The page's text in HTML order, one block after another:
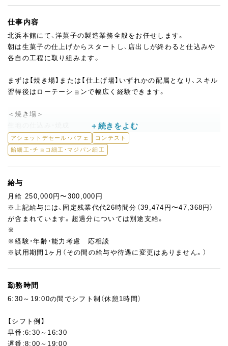
仕事内容
北浜本館にて、洋菓子の製造業務全般をお任せします。
朝は生菓子の仕上げからスタートし、店出しが終わると仕込みや
各自の工程に取り組みます。
まずは【焼き場】または【仕上げ場】いずれかの配属となり、スキル
習得後はローテーションで幅広く経験できます。
＜焼き場＞
スポンジ・パウンド等の焼菓子製造
パンの成形・焼成（自家製酵母使用）
プチガトーの仕上げ、ナッペ・絞り
アントルメ製造、ムース仕込み
フルーツのカット、チョコパーツ製作
＜サロン・皿盛り＞
アシェットデセールの仕上げ・提供
フレンチトーストやランチ皿の盛り付け
◎技術や適性に応じて、商品開発や催事出店にも関われます！
ン」「アトリエ」など、他拠点での勤務希望も可能です。
アシェットデセール・パフェ
コンテスト
飴細工・チョコ細工・マジパン細工
給与
月給 250,000円〜300,000円
※上記給与には、固定残業代代26時間分（39,474円〜47,368円）
が含まれています。超過分については別途支給。
※
※経験・年齢・能力考慮 応相談
※試用期間1ヶ月（その間の給与や待遇に変更はありません。）
勤務時間
6:30～19:00の間でシフト制（休憩1時間）
【シフト例】
早番:6:30～16:30
遅番:8:00～19:00